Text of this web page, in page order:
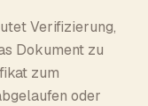
Verifizierung,
Dokument zu
zum
oder